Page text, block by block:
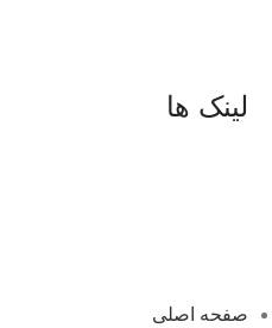
لینک ها
صفحه اصلی